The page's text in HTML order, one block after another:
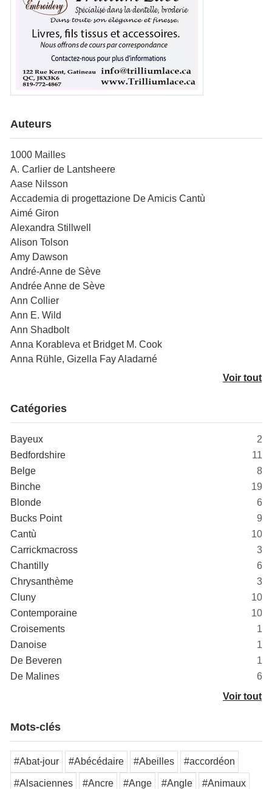
Auteurs
1000 Mailles
A. Carlier de Lantsheere
Aase Nilsson
Accademia di progettazione De Amicis Cantù
Aimé Giron
Alexandra Stillwell
Alison Tolson
Amy Dawson
André-Anne de Sève
Andrée Anne de Sève
Ann Collier
Ann E. Wild
Ann Shadbolt
Anna Korableva et Bridget M. Cook
Anna Rühle, Gizella Fay Aladarné
Voir tout
Catégories
Bayeux
2
Bedfordshire
11
Belge
8
Binche
19
Blonde
6
Bucks Point
9
Cantù
10
Carrickmacross
3
Chantilly
6
Chrysanthème
3
Cluny
10
Contemporaine
10
Croisements
1
Danoise
1
De Beveren
1
De Malines
6
Voir tout
Mots-clés
#Abat-jour #Abécédaire #Abeilles #accordéon
#Alsaciennes #Ancre #Ange #Angle #Animaux